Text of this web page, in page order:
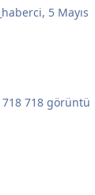
, 5 Mayıs
718 görüntü